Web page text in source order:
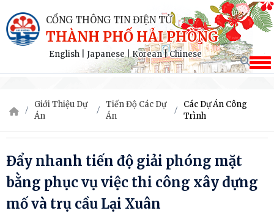
CỔNG THÔNG TIN ĐIỆN TỬ
THÀNH PHỐ HẢI PHÒNG
English Japanese|Korean|Chinese
Giới Thiệu Dự
Án
Tiến Độ Các Dự
Án
Các Dự Án Công
Trình
Đẩy nhanh tiến độ giải phóng mặt
bằng phục vụ việc thi công xây dựng
mố và trụ cầu Lại Xuân